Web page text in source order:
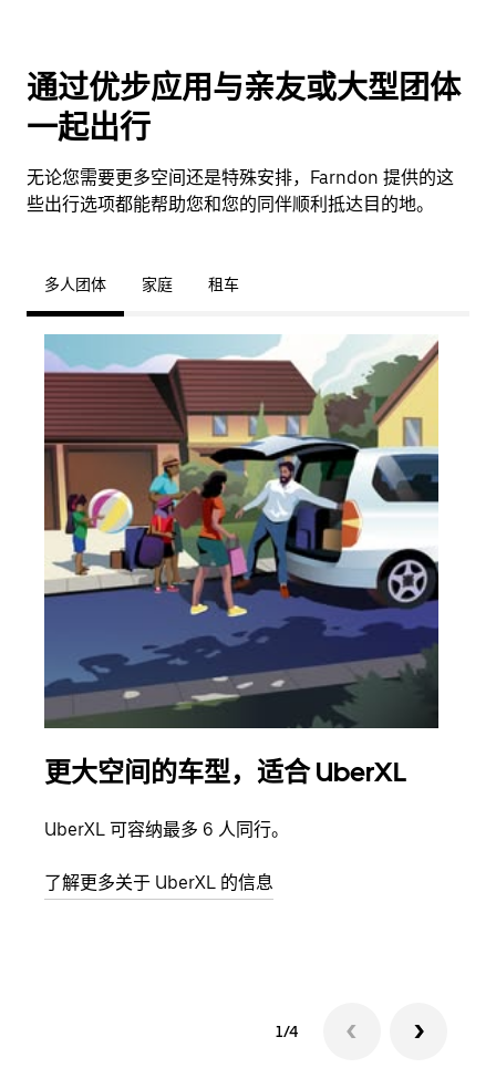
通过优步应用与亲友或大型团体
一起出行
无论您需要更多空间还是特殊安排，Farndon 提供的这
些出行选项都能帮助您和您的同伴顺利抵达目的地。
多人团体 家庭 租车
更大空间的车型，适合 UberXL
UberXL 可容纳最多 6 人同行。
了解更多关于 UberXL 的信息
1/4